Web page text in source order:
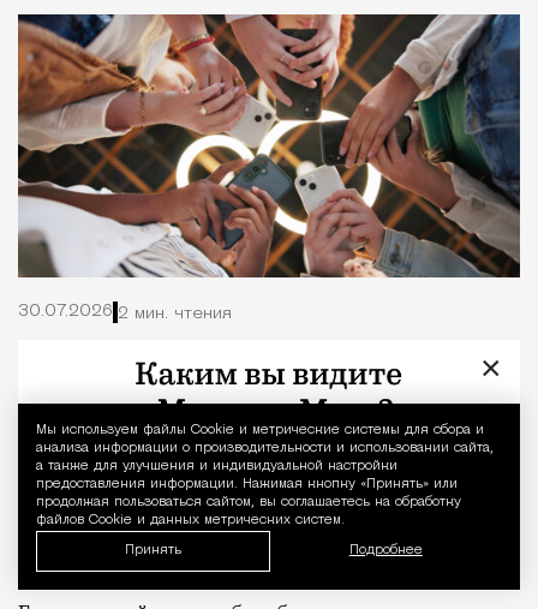
Уведомление
Мы используем файлы Сookie и метрические системы для сбора и
анализа информации о производительности и использовании сайта,
а также для улучшения и индивидуальной настройки
предоставления информации. Нажимая кнопку «Принять» или
продолжая пользоваться сайтом, вы соглашаетесь на обработку
файлов Cookie и данных метрических систем.
Принять Подробнее
30.07.2026 2 мин. чтения
Мобильный оператор Т2 изучил модели
интернет-потребления и выяснил, чем
россияне занимаются онлайн. Аналитики big data
разбили контент на несколько категорий и
проанализировали активность потребителей в
зависимости от времени суток, дней недели и
возможности одновременного пользования.
×